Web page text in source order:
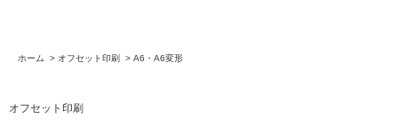
ホーム > オフセット印刷 > A6・A6変形
オフセット印刷